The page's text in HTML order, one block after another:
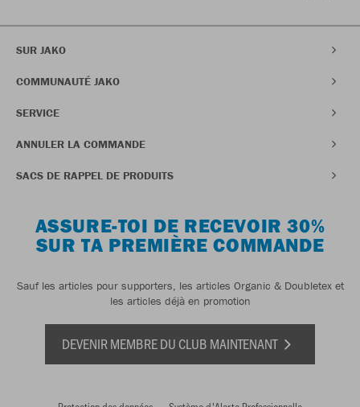
SUR JAKO
COMMUNAUTÉ JAKO
SERVICE
ANNULER LA COMMANDE
SACS DE RAPPEL DE PRODUITS
ASSURE-TOI DE RECEVOIR 30%
SUR TA PREMIÈRE COMMANDE
Sauf les articles pour supporters, les articles Organic & Doubletex et
les articles déjà en promotion
DEVENIR MEMBRE DU CLUB MAINTENANT